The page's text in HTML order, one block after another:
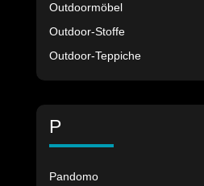
Outdoormöbel
Outdoor-Stoffe
Outdoor-Teppiche
P
Pandomo